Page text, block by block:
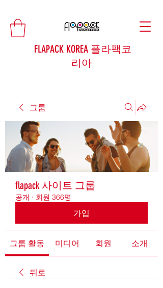
FLAPACK KOREA 플라팩코
리아
그룹
flapack 사이트 그룹
공개 · 회원 366명
가입
그룹 활동 미디어 회원 소개
뒤로